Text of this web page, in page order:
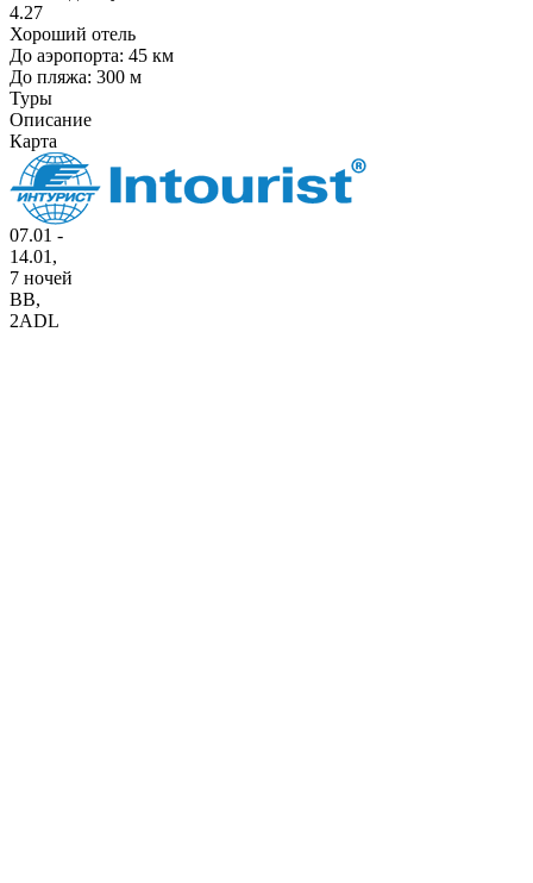
4.27
Хороший отель
До аэропорта: 45 км
До пляжа: 300 м
Туры
Описание
Карта
07.01 -
14.01,
7 ночей
BB,
2ADL